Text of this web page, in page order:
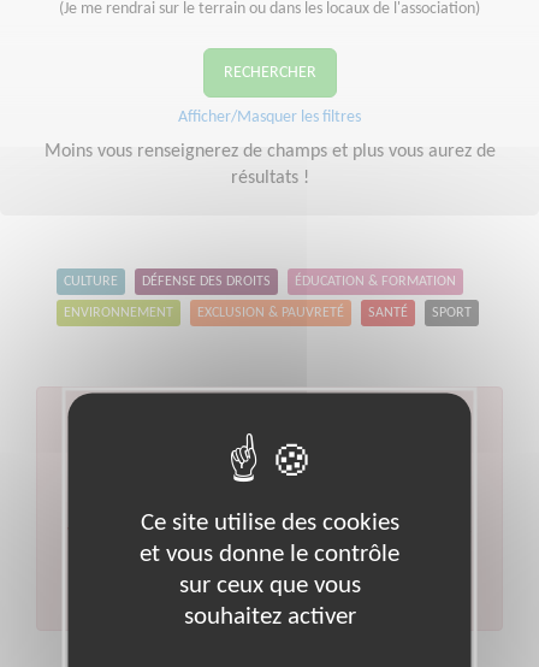
(Je me rendrai sur le terrain ou dans les locaux de l'association)
RECHERCHER
Afficher/Masquer les filtres
Moins vous renseignerez de champs et plus vous aurez de
résultats !
CULTURE DÉFENSE DES DROITS ÉDUCATION & FORMATION
ENVIRONNEMENT EXCLUSION & PAUVRETÉ SANTÉ SPORT
recherche
Veuillez indiquer moins de critères et/ou remplacer
votre code postal par celui de votre département.
Effectuer une nouvelle recherche
Ce site utilise des cookies
et vous donne le contrôle
sur ceux que vous
souhaitez activer